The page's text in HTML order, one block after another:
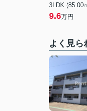
3LDK (85.00
9.6万円
よく見ら